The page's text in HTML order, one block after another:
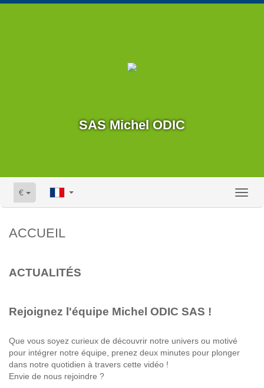
SAS Michel ODIC
€
ACCUEIL
ACTUALITÉS
Rejoignez l'équipe Michel ODIC SAS !
Que vous soyez curieux de découvrir notre univers ou motivé
pour intégrer notre équipe, prenez deux minutes pour plonger
dans notre quotidien à travers cette vidéo !
Envie de nous rejoindre ?